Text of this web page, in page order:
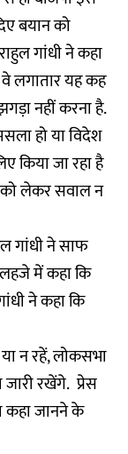
बयान को
गांधी ने कहा
वे लगातार यह कह
नहीं करना है.
हो या विदेश
किया जा रहा है
को लेकर सवाल न
गांधी ने साफ
लहजे में कहा कि
ने कहा कि
न रहें, लोकसभा
रखेंगे. प्रेस
कहा जानने के